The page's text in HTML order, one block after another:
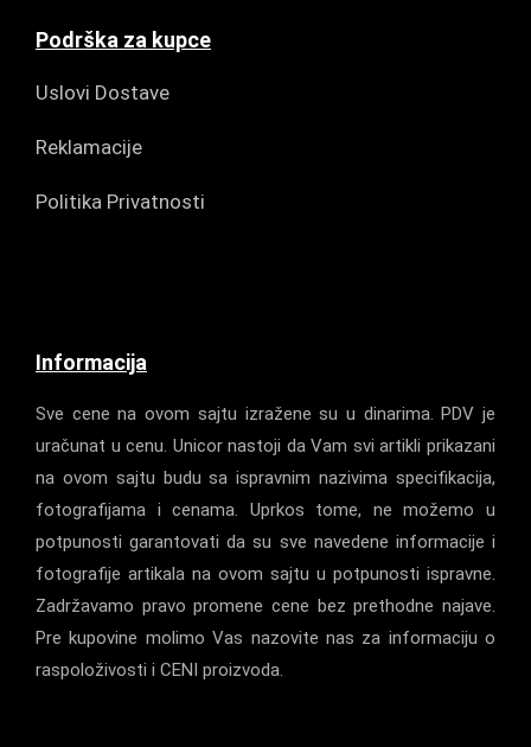
Podrška za kupce
Uslovi Dostave
Reklamacije
Politika Privatnosti
Informacija
Sve cene na ovom sajtu izražene su u dinarima. PDV je
uračunat u cenu. Unicor nastoji da Vam svi artikli prikazani
na ovom sajtu budu sa ispravnim nazivima specifikacija,
fotografijama i cenama. Uprkos tome, ne možemo u
potpunosti garantovati da su sve navedene informacije i
fotografije artikala na ovom sajtu u potpunosti ispravne.
Zadržavamo pravo promene cene bez prethodne najave.
Pre kupovine molimo Vas nazovite nas za informaciju o
raspoloživosti i CENI proizvoda.